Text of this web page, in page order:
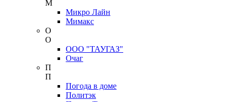
М
Микро Лайн
Мимакс
О
О
ООО "ТАУГАЗ"
Очаг
П
П
Погода в доме
Политэк